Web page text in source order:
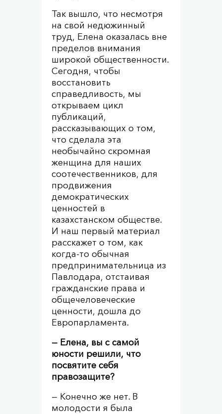
Так вышло, что несмотря
на свой недюжинный
труд, Елена оказалась вне
пределов внимания
широкой общественности.
Сегодня, чтобы
восстановить
справедливость, мы
открываем цикл
публикаций,
рассказывающих о том,
что сделала эта
необычайно скромная
женщина для наших
соотечественников, для
продвижения
демократических
ценностей в
казахстанском обществе.
И наш первый материал
расскажет о том, как
когда-то обычная
предпринимательница из
Павлодара, отстаивая
гражданские права и
общечеловеческие
ценности, дошла до
Европарламента.
— Елена, вы с самой
юности решили, что
посвятите себя
правозащите?
— Конечно же нет. В
молодости я была